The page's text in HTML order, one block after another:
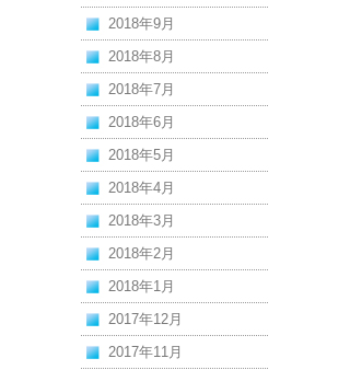
2018年9月
2018年8月
2018年7月
2018年6月
2018年5月
2018年4月
2018年3月
2018年2月
2018年1月
2017年12月
2017年11月